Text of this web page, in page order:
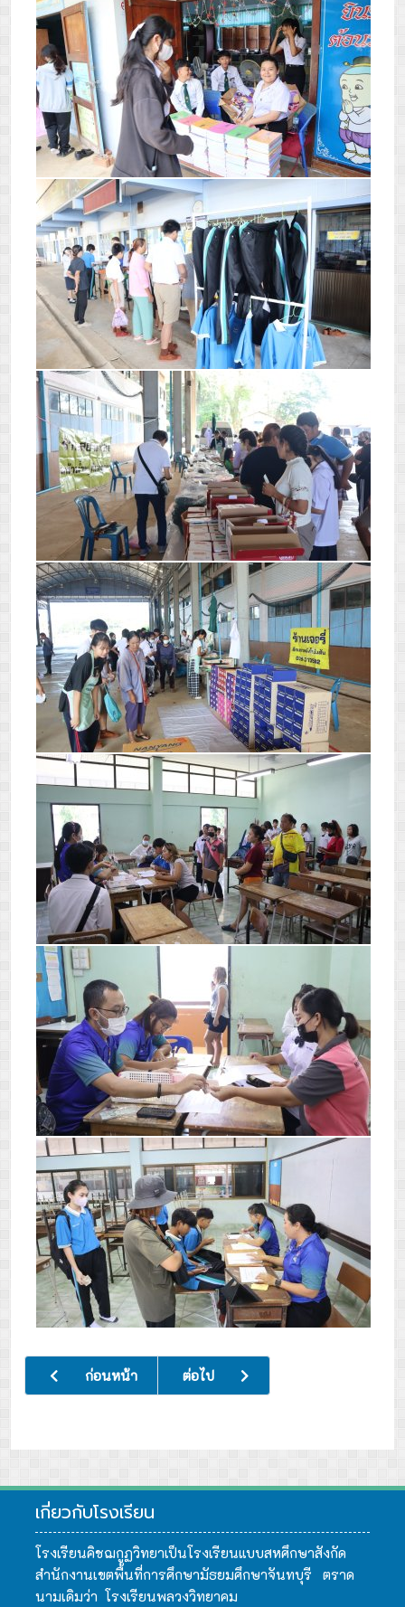
เนื้อหาก่อนหน้า: อบรม โครงการ "รู้ก่อนผิด คิดก่อนหลงทาง"
ก่อนหน้า เนื้อหาถัดไป: กิจกรรมการปฐมนิเทศแ
ต่อไป
เกี่ยวกับโรงเรียน
โรงเรียนคิชฌกูฏวิทยาเป็นโรงเรียนแบบสหศึกษาสังกัด
สำนักงานเขตพื้นที่การศึกษามัธยมศึกษาจันทบุรี ตราด
นามเดิมว่า โรงเรียนพลวงวิทยาคม